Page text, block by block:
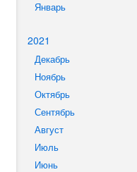
Январь
2021
Декабрь
Ноябрь
Октябрь
Сентябрь
Август
Июль
Июнь